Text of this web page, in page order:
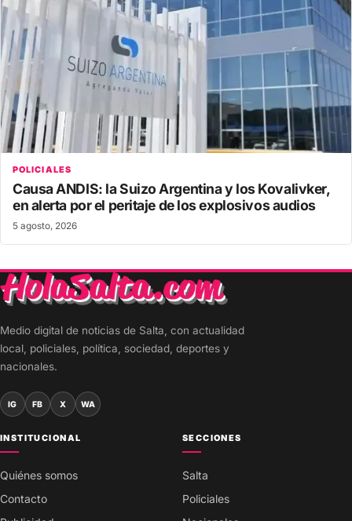
POLICIALES
Causa ANDIS: la Suizo Argentina y los Kovalivker,
en alerta por el peritaje de los explosivos audios
5 agosto, 2026
Medio digital de noticias de Salta, con actualidad
local, policiales, política, sociedad, deportes y
nacionales.
IG FB X WA
INSTITUCIONAL
Quiénes somos
Contacto
SECCIONES
Salta
Policiales